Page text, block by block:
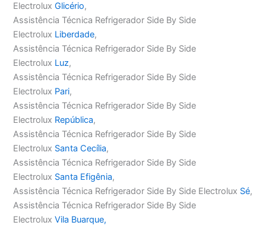
ElectroluxGlicério,
Assistência Técnica Refrigerador Side By Side
Electrolux Liberdade,
Assistência Técnica Refrigerador Side By Side
Electrolux Luz,
Assistência Técnica Refrigerador Side By Side
Electrolux Pari,
Assistência Técnica Refrigerador Side By Side
Electrolux República,
Assistência Técnica Refrigerador Side By Side
Electrolux Santa Cecília,
Assistência Técnica Refrigerador Side By Side
Electrolux Santa Efigênia,
Assistência Técnica Refrigerador Side By Side Electrolux Sé,
Assistência Técnica Refrigerador Side By Side
ElectroluxVila Buarque,